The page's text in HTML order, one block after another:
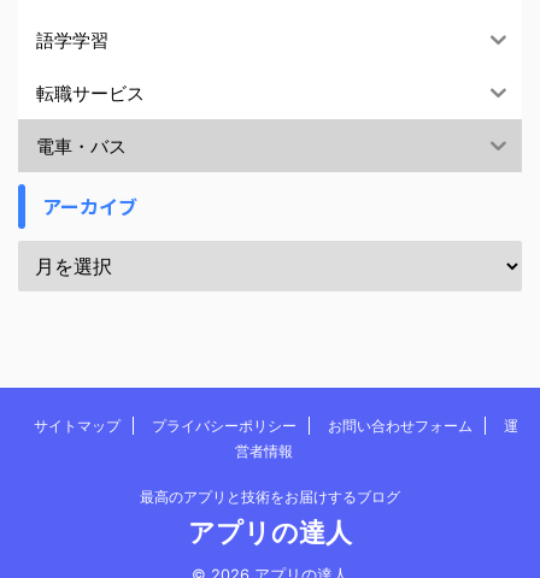
語学学習
転職サービス
電車・バス
アーカイブ
サイトマップ プライバシーポリシー お問い合わせフォーム
運
営者情報
最高のアプリと技術をお届けするブログ
アプリの達人